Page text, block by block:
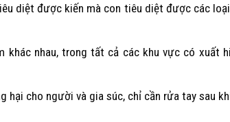
diệt được kiến mà con tiêu diệt được các
nhau, trong tất cả các khu vực có xuất
hại cho người và gia súc, chỉ cần rửa tay sau